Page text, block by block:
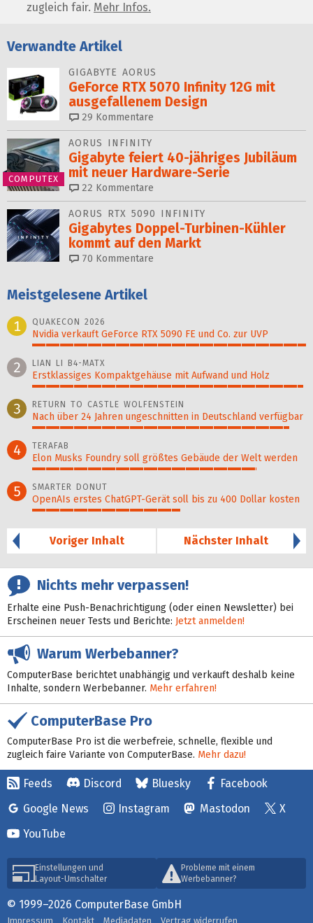
zugleich fair. Mehr Infos.
Verwandte Artikel
GIGABYTE AORUS
GeForce RTX 5070 Infinity 12G mit
ausgefallenem Design
29 Kommentare
COMPUTEX
AORUS INFINITY
Gigabyte feiert 40-jähriges Jubiläum
mit neuer Hardware-Serie
22 Kommentare
AORUS RTX 5090 INFINITY
Gigabytes Doppel-Turbinen-Kühler
kommt auf den Markt
70 Kommentare
Meistgelesene Artikel
1
QUAKECON 2026
Nvidia verkauft GeForce RTX 5090 FE und Co. zur UVP
100%
2 LIAN LI B4-MATX
Erstklassiges Kompaktgehäuse mit Aufwand und Holz
99%
3 RETURN TO CASTLE WOLFENSTEIN
Nach über 24 Jahren ungeschnitten in Deutschland verfügbar
94%
4 TERAFAB
Elon Musks Foundry soll größ­tes Gebäude der Welt werden
82%
5 SMARTER DONUT
OpenAIs erstes ChatGPT-Gerät soll bis zu 400 Dollar kosten
54%
Voriger Inhalt
Nächster Inhalt
Nichts mehr verpassen!
Erhalte eine Push-Benachrichtigung (oder einen Newsletter) bei
Erscheinen neuer Tests und Berichte: Jetzt anmelden!
Warum Werbebanner?
ComputerBase berichtet unabhängig und verkauft deshalb keine
Inhalte, sondern Werbebanner. Mehr erfahren!
ComputerBase Pro
ComputerBase Pro ist die werbefreie, schnelle, flexible und
zugleich faire Variante von ComputerBase. Mehr dazu!
Feeds Discord Bluesky
Facebook
Google News
Instagram Mastodon
X
YouTube
Einstellungen und
Layout-Umschalter
Probleme mit einem
Werbebanner?
© 1999–2026 ComputerBase GmbH
Impressum Kontakt Mediadaten Vertrag widerrufen